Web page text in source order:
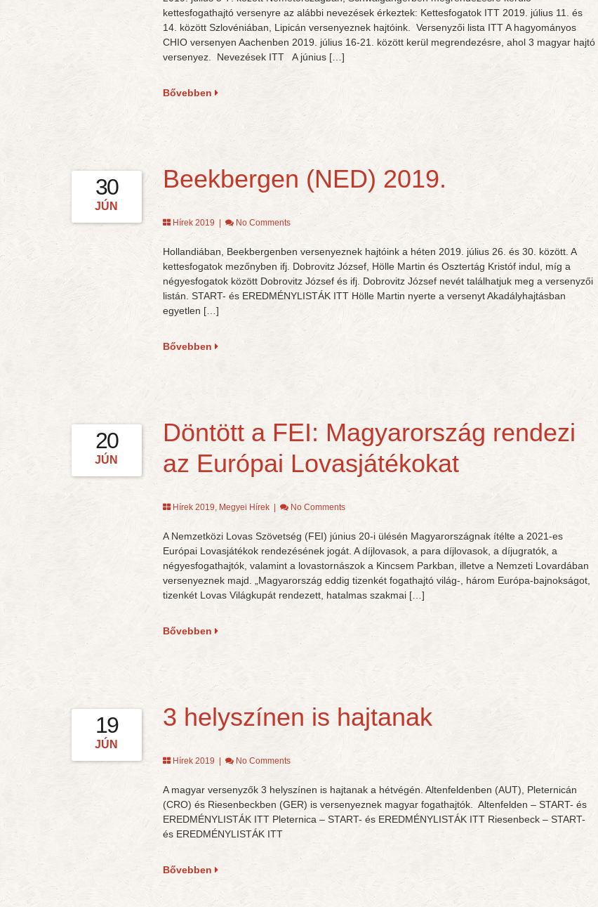
kettesfogathajtó versenyre az alábbi nevezések érkeztek: Kettesfogatok ITT 2019. július 11. és
14. között Szlovéniában, Lipicán versenyeznek hajtóink. Versenyzői lista ITT A hagyományos
CHIO versenyen Aachenben 2019. július 16-21. között kerül megrendezésre, ahol 3 magyar hajtó
versenyez. Nevezések ITT A június […]
Bővebben
30
JÚN
Beekbergen (NED) 2019.
Hírek 2019 No Comments
Hollandiában, Beekbergenben versenyeznek hajtóink a héten 2019. július 26. és 30. között. A
kettesfogatok mezőnyben ifj. Dobrovitz József, Hölle Martin és Osztertág Kristóf indul, míg a
négyesfogatok között Dobrovitz József és ifj. Dobrovitz József nevét találhatjuk meg a versenyzői
listán. START- és EREDMÉNYLISTÁK ITT Hölle Martin nyerte a versenyt Akadályhajtásban
egyetlen […]
Bővebben
20
JÚN
Döntött a FEI: Magyarország rendezi
az Európai Lovasjátékokat
Hírek 2019, Megyei Hírek| No Comments
A Nemzetközi Lovas Szövetség (FEI) június 20-i ülésén Magyarországnak ítélte a 2021-es
Európai Lovasjátékok rendezésének jogát. A díjlovasok, a para díjlovasok, a díjugratók, a
négyesfogathajtók, valamint a lovastornászok a Kincsem Parkban, illetve a Nemzeti Lovardában
versenyeznek majd. „Magyarország eddig tizenkét fogathajtó világ-, három Európa-bajnokságot,
tizenkét Lovas Világkupát rendezett, hatalmas szakmai […]
Bővebben
19
JÚN
3 helyszínen is hajtanak
Hírek 2019 No Comments
A magyar versenyzők 3 helyszínen is hajtanak a hétvégén. Altenfeldenben (AUT), Pleternicán
(CRO) és Riesenbeckben (GER) is versenyeznek magyar fogathajtók. Altenfelden – START- és
EREDMÉNYLISTÁK ITT Pleternica – START- és EREDMÉNYLISTÁK ITT Riesenbeck – START-
és EREDMÉNYLISTÁK ITT
Bővebben